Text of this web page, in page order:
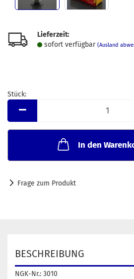
Lieferzeit:
sofort verfügbar (Ausland
Stück:
Stück
In den
Frage zum Produkt
BESCHREIBUNG
NGK-Nr.: 3010